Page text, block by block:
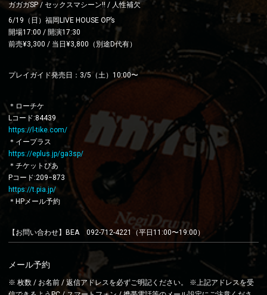
ガガガSP / セックスマシーン!! / 人性補欠
6/19（日）福岡LIVE HOUSE OP’s
開場17:00 / 開演17:30
前売¥3,300 / 当日¥3,800（別途D代有）
プレイガイド発売日：3/5（土）10:00〜
＊ローチケ
Lコード:84439
https://l-tike.com/
＊イープラス
https://eplus.jp/ga3sp/
＊チケットぴあ
Pコード:209−873
https://t.pia.jp/
＊HPメール予約
【お問い合わせ】BEA 092-712-4221（平日11:00〜19:00）
メール予約
※ 枚数 / お名前 / 返信アドレスを必ずご明記ください。 ※上記アドレスを受